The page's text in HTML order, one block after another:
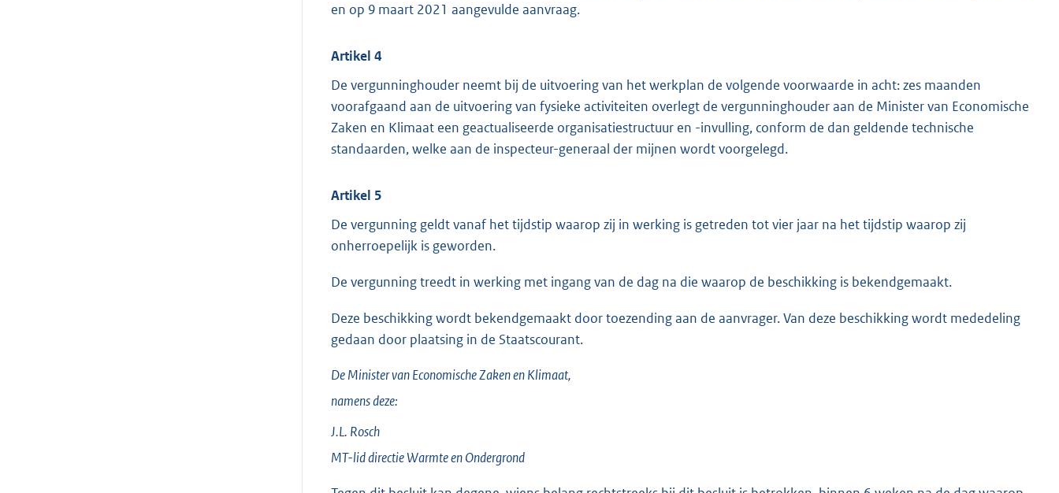
en op 9 maart 2021 aangevulde aanvraag.
Artikel 4
De vergunninghouder neemt bij de uitvoering van het werkplan de volgende voorwaarde in acht: zes maanden
voorafgaand aan de uitvoering van fysieke activiteiten overlegt de vergunninghouder aan de Minister van Economische
Zaken en Klimaat een geactualiseerde organisatiestructuur en -invulling, conform de dan geldende technische
standaarden, welke aan de inspecteur-generaal der mijnen wordt voorgelegd.
Artikel 5
De vergunning geldt vanaf het tijdstip waarop zij in werking is getreden tot vier jaar na het tijdstip waarop zij
onherroepelijk is geworden.
De vergunning treedt in werking met ingang van de dag na die waarop de beschikking is bekendgemaakt.
Deze beschikking wordt bekendgemaakt door toezending aan de aanvrager. Van deze beschikking wordt mededeling
gedaan door plaatsing in de Staatscourant.
De Minister van Economische Zaken en Klimaat,
namens deze:
J.L. Rosch
MT-lid directie Warmte en Ondergrond